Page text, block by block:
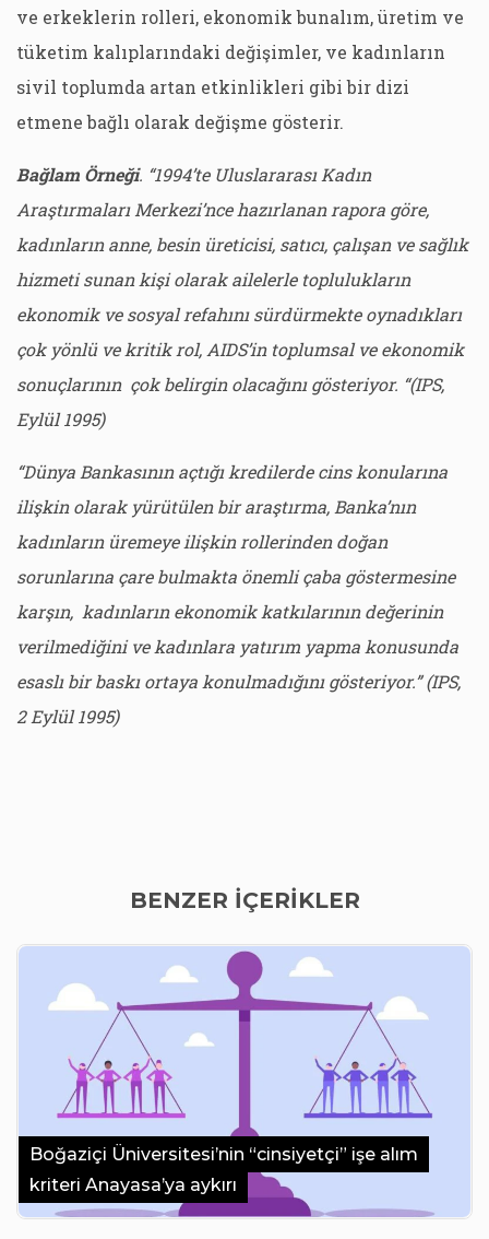
ve erkeklerin rolleri, ekonomik bunalım, üretim ve
tüketim kalıplarındaki değişimler, ve kadınların
sivil toplumda artan etkinlikleri gibi bir dizi
etmene bağlı olarak değişme gösterir.
Bağlam Örneği. “1994’te Uluslararası Kadın
Araştırmaları Merkezi’nce hazırlanan rapora göre,
kadınların anne, besin üreticisi, satıcı, çalışan ve sağlık
hizmeti sunan kişi olarak ailelerle toplulukların
ekonomik ve sosyal refahını sürdürmekte oynadıkları
çok yönlü ve kritik rol, AIDS’in toplumsal ve ekonomik
sonuçlarının çok belirgin olacağını gösteriyor. “(IPS,
Eylül 1995)
“Dünya Bankasının açtığı kredilerde cins konularına
ilişkin olarak yürütülen bir araştırma, Banka’nın
kadınların üremeye ilişkin rollerinden doğan
sorunlarına çare bulmakta önemli çaba göstermesine
karşın, kadınların ekonomik katkılarının değerinin
verilmediğini ve kadınlara yatırım yapma konusunda
esaslı bir baskı ortaya konulmadığını gösteriyor.” (IPS,
2 Eylül 1995)
BENZER İÇERİKLER
Boğaziçi Üniversitesi’nin “cinsiyetçi” işe alım
kriteri Anayasa’ya aykırı